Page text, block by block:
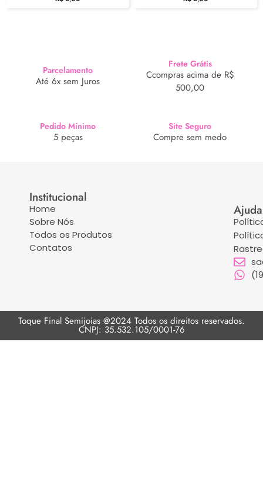
Parcelamento
Até 6x sem Juros
Frete Grátis
Ccompras acima de R$
500,00
Pedido Mínimo
5 peças
Site Seguro
Compre sem medo
Institucional
Home
Sobre Nós
Todos os Produtos
Contatos
Ajuda
Toque Final Semijoias @2024 Todos os direitos reservados.
CNPJ: 35.532.105/0001-76